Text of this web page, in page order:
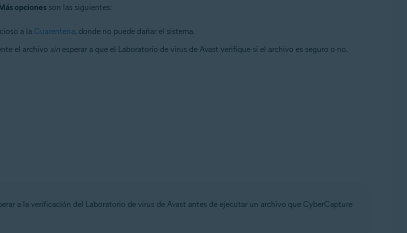
opcionesson las siguientes:
a la Cuarentena, donde no puede dañar el sistema.
el archivo sinesperar a que el Laboratorio de virus de Avast verifique si el archivo es seguro o no.
a la verificación del Laboratorio de virus de Avast antes de ejecutar un archivo que CyberCapture